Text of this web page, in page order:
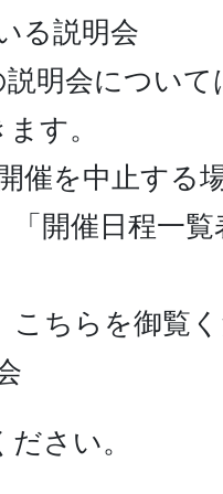
る説明会
明会につい
す。
催を中止す
開催日程一
ちらを御覧く
さい。